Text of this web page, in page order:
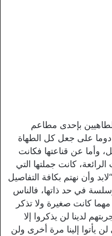
بإحدى مطاعم
دوما على جعل كل الطهاة
وأما عن قناعتها فكانت
كانت جملتها التي
وأن نهتم بكافة التفاصيل
في حد ذاتها، فالناس
مهما كانت صغيرة ولا تذكر
لدينا لن يذكروا إلا
لن يأتوا إلينا مرة أخرى ولن